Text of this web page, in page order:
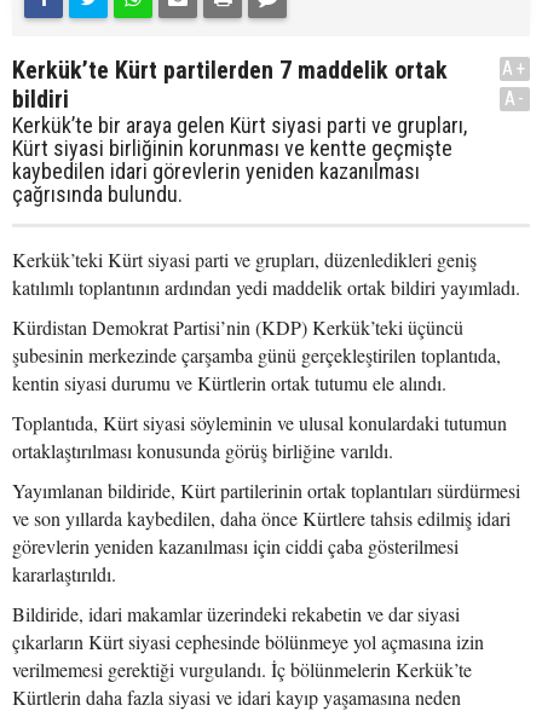
Kerkük’te Kürt partilerden 7 maddelik ortak
bildiri
Kerkük’te bir araya gelen Kürt siyasi parti ve grupları,
Kürt siyasi birliğinin korunması ve kentte geçmişte
kaybedilen idari görevlerin yeniden kazanılması
çağrısında bulundu.
A+
A-
Kerkük’teki Kürt siyasi parti ve grupları, düzenledikleri geniş
katılımlı toplantının ardından yedi maddelik ortak bildiri yayımladı.
Kürdistan Demokrat Partisi’nin (KDP) Kerkük’teki üçüncü
şubesinin merkezinde çarşamba günü gerçekleştirilen toplantıda,
kentin siyasi durumu ve Kürtlerin ortak tutumu ele alındı.
Toplantıda, Kürt siyasi söyleminin ve ulusal konulardaki tutumun
ortaklaştırılması konusunda görüş birliğine varıldı.
Yayımlanan bildiride, Kürt partilerinin ortak toplantıları sürdürmesi
ve son yıllarda kaybedilen, daha önce Kürtlere tahsis edilmiş idari
görevlerin yeniden kazanılması için ciddi çaba gösterilmesi
kararlaştırıldı.
Bildiride, idari makamlar üzerindeki rekabetin ve dar siyasi
çıkarların Kürt siyasi cephesinde bölünmeye yol açmasına izin
verilmemesi gerektiği vurgulandı. İç bölünmelerin Kerkük’te
Kürtlerin daha fazla siyasi ve idari kayıp yaşamasına neden